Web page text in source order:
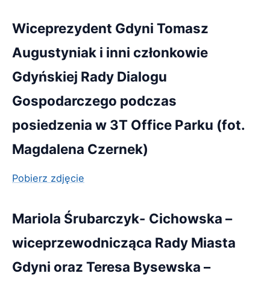
Wiceprezydent Gdyni Tomasz
Augustyniak i inni członkowie
Gdyńskiej Rady Dialogu
Gospodarczego podczas
posiedzenia w 3T Office Parku (fot.
Magdalena Czernek)
Pobierz zdjęcie
Mariola Śrubarczyk- Cichowska –
wiceprzewodnicząca Rady Miasta
Gdyni oraz Teresa Bysewska –